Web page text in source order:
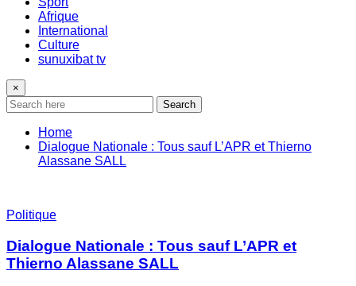
Afrique
International
Culture
sunuxibat tv
×
Search
Home
Dialogue Nationale : Tous sauf L’APR et Thierno
Alassane SALL
Politique
Dialogue Nationale : Tous sauf L’APR et
Thierno Alassane SALL